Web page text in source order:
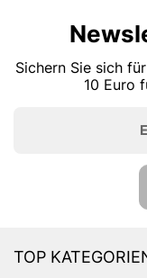
Sichern Sie sich
10 Euro
TOP